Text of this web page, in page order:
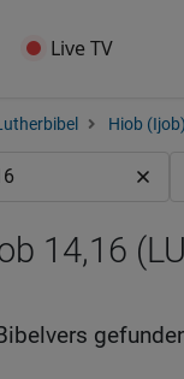
Live TV
Hiob (Ijob)
14,16